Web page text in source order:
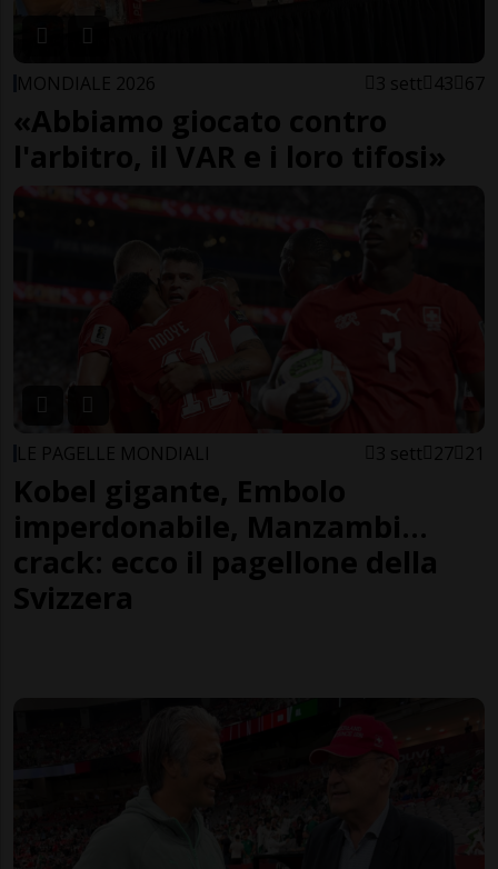
MONDIALE 2026 3 sett 43 67
«Abbiamo giocato contro
l'arbitro, il VAR e i loro tifosi»
LE PAGELLE MONDIALI 3 sett 27 21
Kobel gigante, Embolo
imperdonabile, Manzambi...
crack: ecco il pagellone della
Svizzera